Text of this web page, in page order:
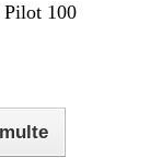
100